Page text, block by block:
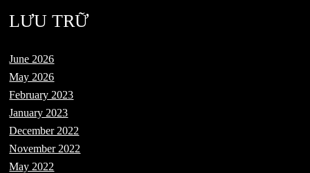
LƯU TRỮ
June 2026
May 2026
February 2023
January 2023
December 2022
November 2022
May 2022